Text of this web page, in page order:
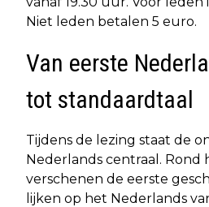
Niet leden betalen 5 euro.
Van eerste
tot standaardtaal
Tijdens de lezing staat de
Nederlands centraal. Rond
verschenen de eerste
lijken op het Nederlands